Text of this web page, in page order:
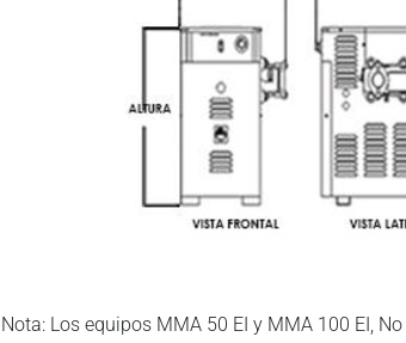
Nota: Los equipos MMA 50 EI y MMA 100 EI,